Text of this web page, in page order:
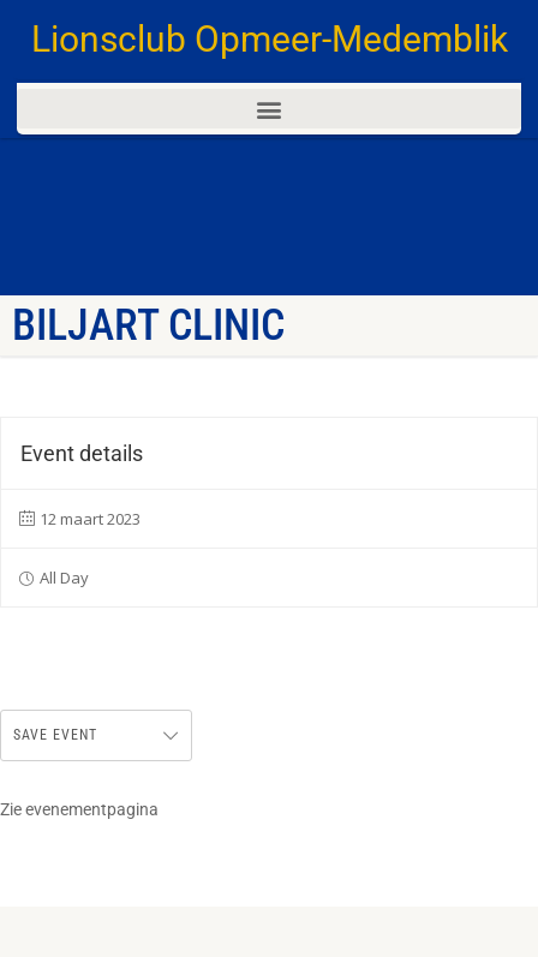
Lionsclub Opmeer-Medemblik
BILJART CLINIC
Event details
12 maart 2023
All Day
SAVE EVENT
Zie evenementpagina